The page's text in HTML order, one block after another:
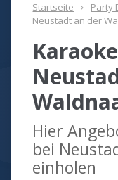
Startseite Party
Neustadt an der
Hier
bei
einholen